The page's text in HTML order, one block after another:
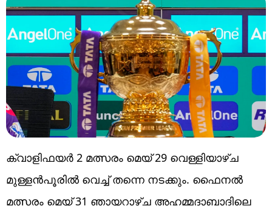
ക്വാളിഫയർ 2 മത്സരം മെയ് 29 വെള്ളിയാഴ്ച
മുള്ളൻപൂരിൽ വെച്ച് തന്നെ നടക്കും. ഫൈനൽ
മത്സരം മെയ് 31 ഞായറാഴ്ച അഹമ്മദാബാദിലെ